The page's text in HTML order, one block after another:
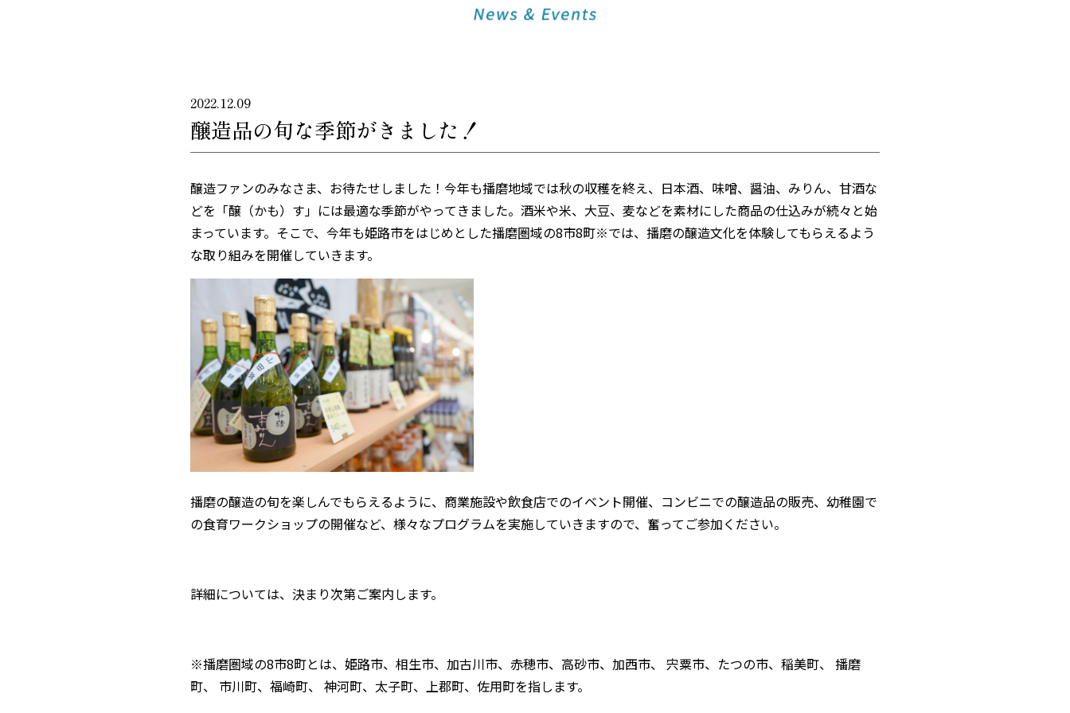
2022.12.09
醸造品の旬な季節がきました！
醸造ファンのみなさま、お待たせしました！今年も播磨地域では秋の収穫を終え、日本酒、味噌、醤油、みりん、甘酒な
どを「醸（かも）す」には最適な季節がやってきました。酒米や米、大豆、麦などを素材にした商品の仕込みが続々と始
まっています。そこで、今年も姫路市をはじめとした播磨圏域の8市8町※では、播磨の醸造文化を体験してもらえるよう
な取り組みを開催していきます。
播磨の醸造の旬を楽しんでもらえるように、商業施設や飲食店でのイベント開催、コンビニでの醸造品の販売、幼稚園で
の食育ワークショップの開催など、様々なプログラムを実施していきますので、奮ってご参加ください。
詳細については、決まり次第ご案内します。
※播磨圏域の8市8町とは、姫路市、相生市、加古川市、赤穂市、高砂市、加西市、 宍粟市、たつの市、稲美町、 播磨
町、 市川町、福崎町、 神河町、太子町、上郡町、佐用町を指します。